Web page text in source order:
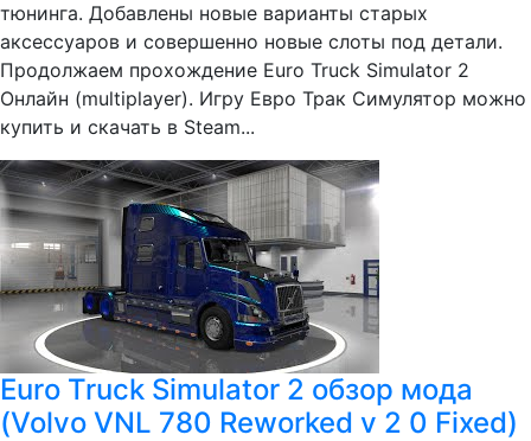
тюнинга. Добавлены новые варианты старых
аксессуаров и совершенно новые слоты под детали.
Продолжаем прохождение Euro Truck Simulator 2
Онлайн (multiplayer). Игру Евро Трак Симулятор можно
купить и скачать в Steam...
Euro Truck Simulator 2 обзор мода
(Volvo VNL 780 Reworked v 2 0 Fixed)